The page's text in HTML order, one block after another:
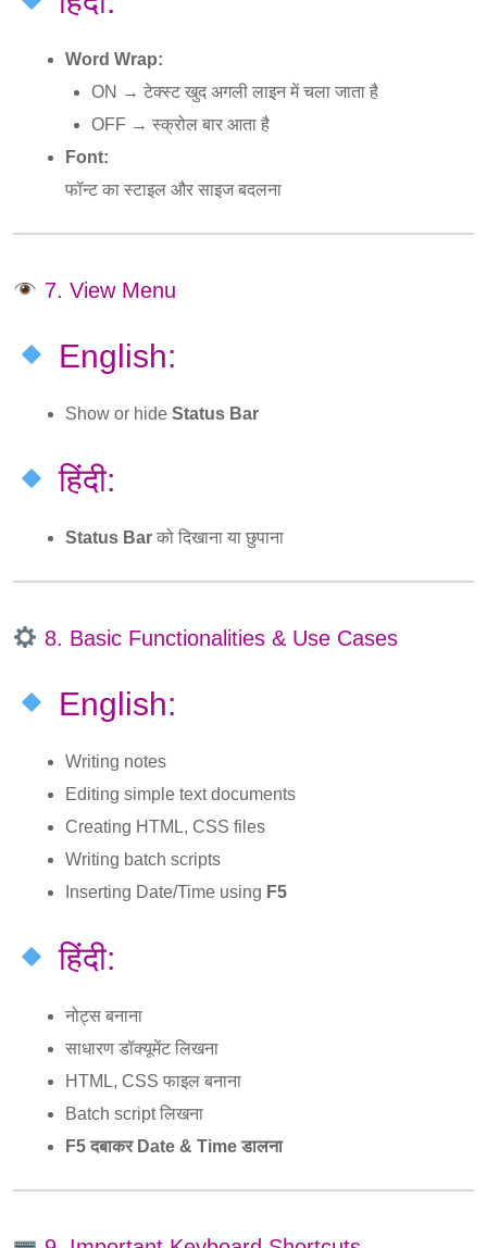
Word Wrap:
ON → टेक्स्ट खुद अगली लाइन में चला जाता है
OFF → स्क्रोल बार आता है
Font:
फॉन्ट का स्टाइल और साइज बदलना
7. View Menu
English:
Show or hide Status Bar
हिंदी:
Status Bar को दिखाना या छुपाना
8. Basic Functionalities & Use Cases
English:
Writing notes
Editing simple text documents
Creating HTML, CSS files
Writing batch scripts
Inserting Date/Time using F5
हिंदी:
नोट्स बनाना
साधारण डॉक्यूमेंट लिखना
HTML, CSS फाइल बनाना
Batch script लिखना
F5 दबाकर Date & Time डालना